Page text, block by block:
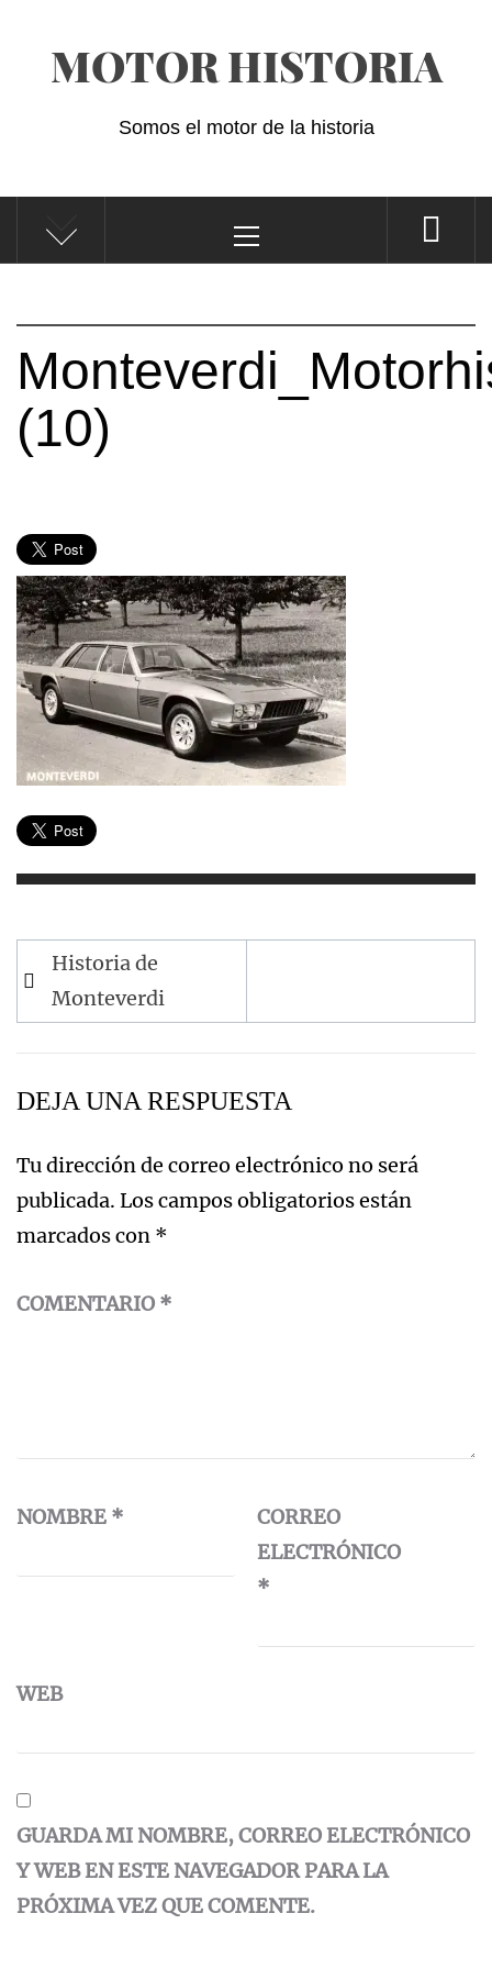
contenidoMOTOR HISTORIA
Somos el motor de la historia
principal
(10)
Navegación
de
entradas
Historia de
Monteverdi
DEJA UNA RESPUESTA
Tu dirección de correo electrónico no será
publicada. Los campos obligatorios están
marcados con *
COMENTARIO *
NOMBRE *
CORREO
ELECTRÓNICO
*
WEB
GUARDA MI NOMBRE, CORREO ELECTRÓNICO
Y WEB EN ESTE NAVEGADOR PARA LA
PRÓXIMA VEZ QUE COMENTE.